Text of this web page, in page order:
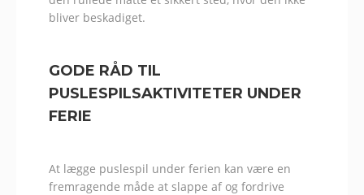
bliver beskadiget.
GODE RÅD TIL
PUSLESPILSAKTIVITETER UNDER
FERIE
At lægge puslespil under ferien kan være en
fremragende måde at slappe af og fordrive